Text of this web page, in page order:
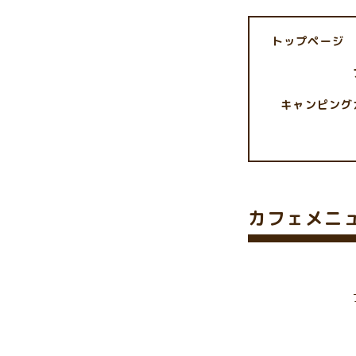
トップページ
キャンピン
カフェメニ